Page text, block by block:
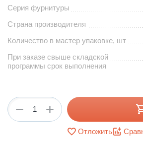
Серия фурнитуры
Страна производителя
Количество в мастер упаковке, шт
При заказе свыше складской
программы срок выполнения
+
−
Отложить